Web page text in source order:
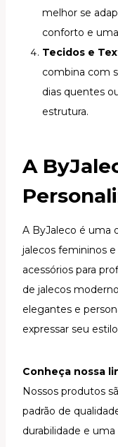
melhor se
conforto e
Tecidos e
combina com
dias quentes
estrutura.
A
A ByJaleco é uma
jalecos femininos
acessórios para
de jalecos
elegantes e
expressar seu
Conheça nossa
Nossos produtos
padrão de
durabilidade e